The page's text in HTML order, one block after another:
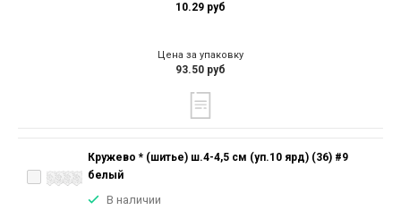
10.29 руб
Цена за упаковку
93.50 руб
Кружево * (шитье) ш.4-4,5 см (уп.10 ярд) (36) #9
белый
В наличии